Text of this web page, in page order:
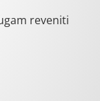
reveniti